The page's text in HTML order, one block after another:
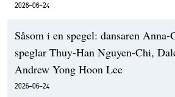
2026-06-24
Såsom i en spegel: dansaren
speglar Thuy-Han Nguyen-Chi,
Andrew Yong Hoon Lee
2026-06-24